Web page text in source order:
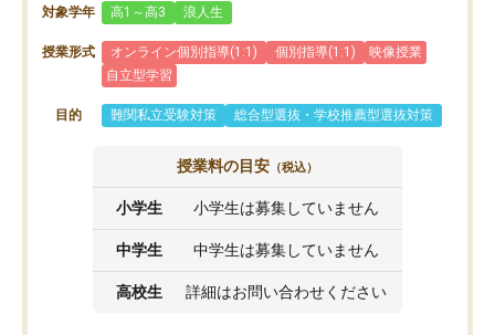
対象学年 高1～高3 浪人生
授業形式 オンライン個別指導(1:1) 個別指導(1:1)
映像授業
自立型学習
目的 難関私立受験対策 総合型選抜・学校推薦型選抜対策
授業料の目安 （税込）
小学生 小学生は募集していません
中学生 中学生は募集していません
高校生 詳細はお問い合わせください